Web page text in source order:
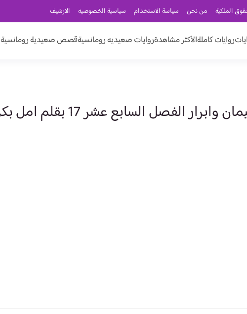
الملكية من نحن سياسة الاستخدام سياسية الخصوصيه الارشيف
روايات كاملةالأكثر مشاهدةروايات صعيديه رومانسيةقصص صعيدية رومانسية
الفصل السابع عشر 17 بقلم امل بكر